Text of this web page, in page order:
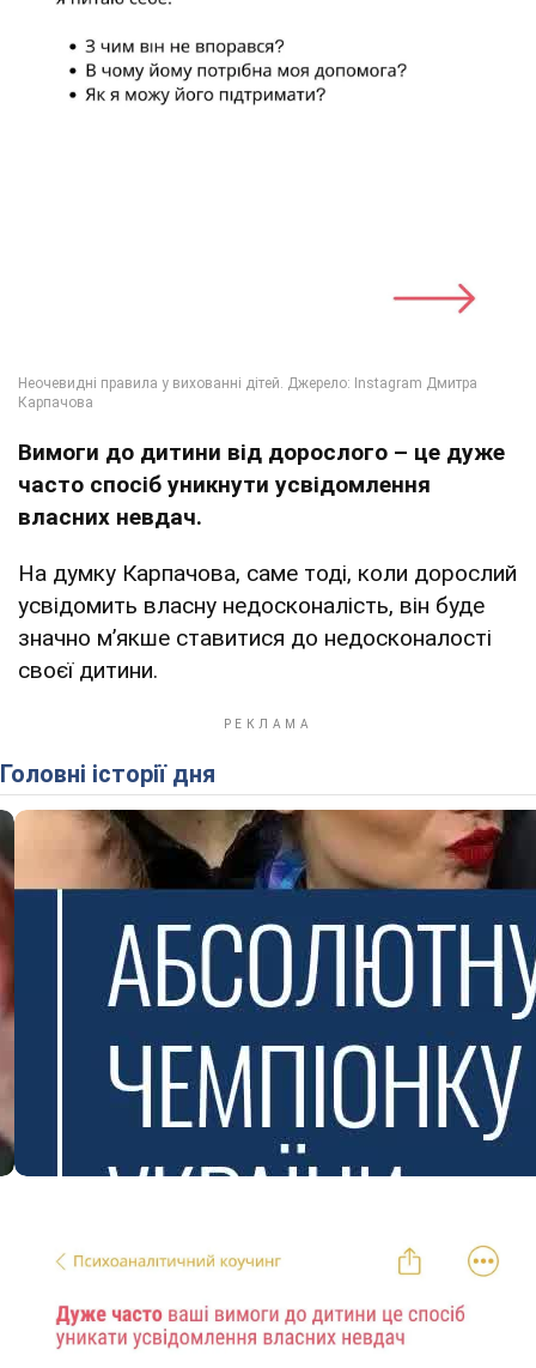
Вимоги до дитини від дорослого – це дуже
часто спосіб уникнути усвідомлення
власних невдач.
На думку Карпачова, саме тоді, коли дорослий
усвідомить власну недосконалість, він буде
значно м’якше ставитися до недосконалості
своєї дитини.
Головні історії дня